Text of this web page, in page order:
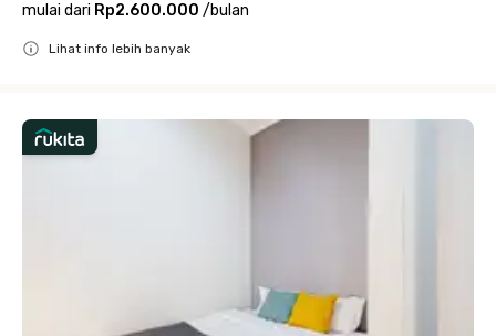
mulai dari Rp2.600.000 /bulan
Lihat info lebih banyak